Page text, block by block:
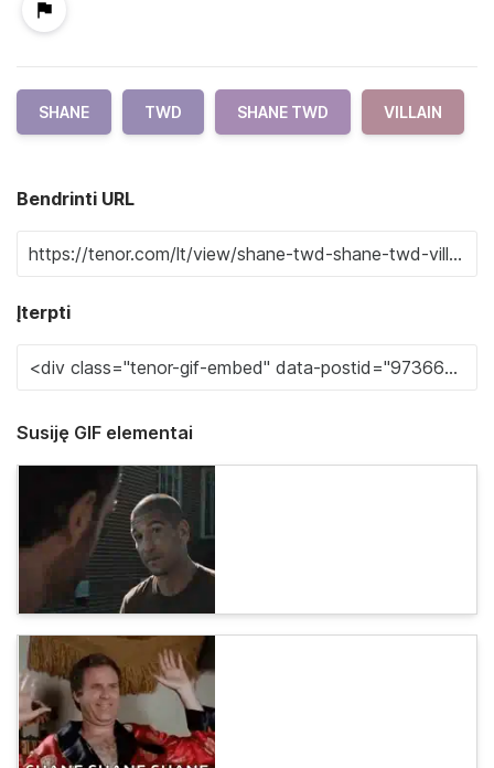
SHANE TWD SHANE TWD VILLAIN
Bendrinti URL
Įterpti
Susiję GIF elementai